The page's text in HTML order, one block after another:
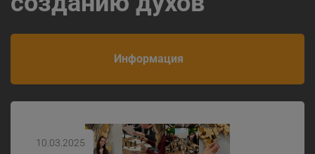
Информация
10.03.2025